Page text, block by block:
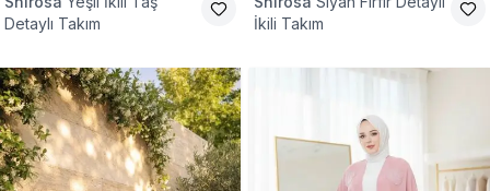
Detaylı Takım
İkili Takım